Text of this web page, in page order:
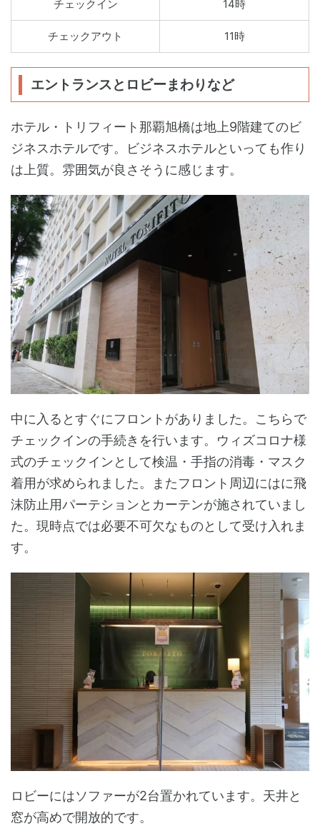
チェックイン 14時
チェックアウト 11時
エントランスとロビーまわりなど
ホテル・トリフィート那覇旭橋は地上9階建てのビ
ジネスホテルです。ビジネスホテルといっても作り
は上質。雰囲気が良さそうに感じます。
中に入るとすぐにフロントがありました。こちらで
チェックインの手続きを行います。ウィズコロナ様
式のチェックインとして検温・手指の消毒・マスク
着用が求められました。またフロント周辺にはに飛
沫防止用パーテションとカーテンが施されていまし
た。現時点では必要不可欠なものとして受け入れま
す。
ロビーにはソファーが2台置かれています。天井と
窓が高めで開放的です。